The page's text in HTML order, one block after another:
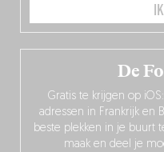
De
Gratis te krijgen op
adressen in Frankrijk en
beste plekken in je buurt
maak en deel je